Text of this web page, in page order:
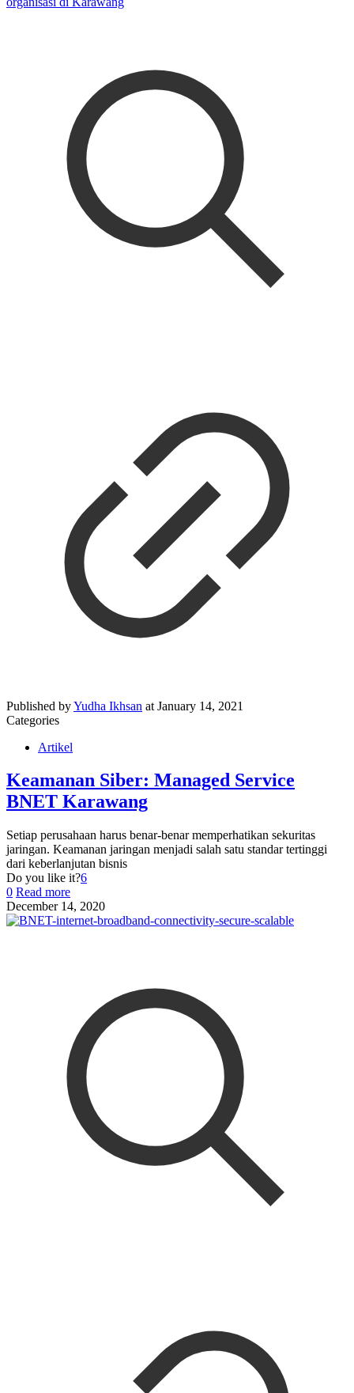
Published byYudha Ikhsan at January 14, 2021
Categories
Artikel
Keamanan Siber: Managed Service
BNET Karawang
Setiap perusahaan harus benar-benar memperhatikan sekuritas
jaringan. Keamanan jaringan menjadi salah satu standar tertinggi
dari keberlanjutan bisnis
Do you like it?6
0 Read more
December 14, 2020